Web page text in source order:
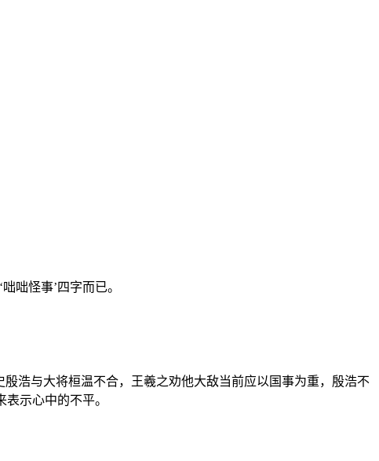
咄怪事’四字而已。
浩与大将桓温不合，王羲之劝他大敌当前应以国事为重，殷浩不
示心中的不平。